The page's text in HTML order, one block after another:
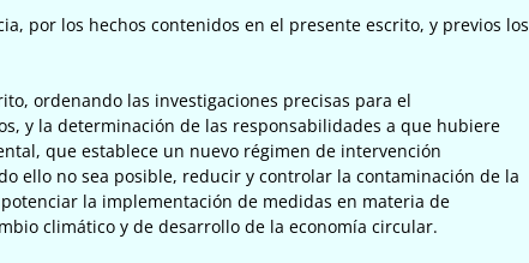
por los hechos contenidos en el presente escrito, y previos los
ordenando las investigaciones precisas para el
y la determinación de las responsabilidades a que hubiere
que establece un nuevo régimen de intervención
ello no sea posible, reducir y controlar la contaminación de la
la implementación de medidas en materia de
climático y de desarrollo de la economía circular.